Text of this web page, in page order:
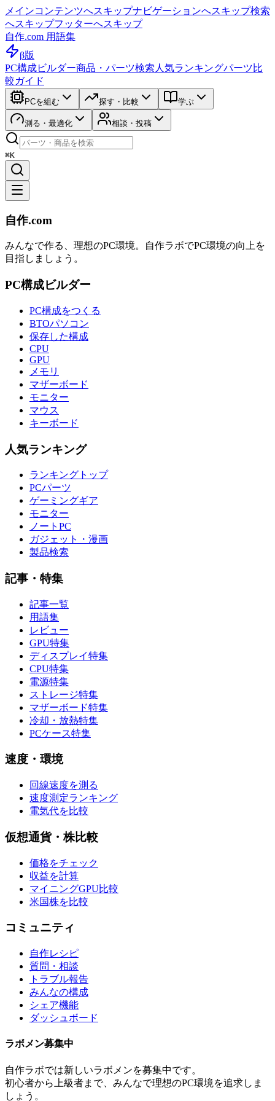
メインコンテンツへスキップナビゲーションへスキップ検索
へスキップフッターへスキップ
自作.com 用語集
β版
PC構成ビルダー商品・パーツ検索 人気ランキングパーツ比
較ガイド
PCを組む 探す・比較 学ぶ
測る・最適化 相談・投稿
⌘K
自作.com
みんなで作る、理想のPC環境。 自作ラボでPC環境の向上を
目指しましょう。
PC構成ビルダー
PC構成をつくる
BTOパソコン
保存した構成
CPU
GPU
メモリ
マザーボード
モニター
マウス
キーボード
人気ランキング
ランキングトップ
PCパーツ
ゲーミングギア
モニター
ノートPC
ガジェット・漫画
製品検索
記事・特集
記事一覧
用語集
レビュー
GPU特集
ディスプレイ特集
CPU特集
電源特集
ストレージ特集
マザーボード特集
冷却・放熱特集
PCケース特集
速度・環境
回線速度を測る
速度測定ランキング
電気代を比較
仮想通貨・株比較
価格をチェック
収益を計算
マイニングGPU比較
米国株を比較
コミュニティ
自作レシピ
質問・相談
トラブル報告
みんなの構成
シェア機能
ダッシュボード
ラボメン募集中
自作ラボでは新しいラボメンを募集中です。
初心者から上級者まで、みんなで理想のPC環境を追求しま
しょう。